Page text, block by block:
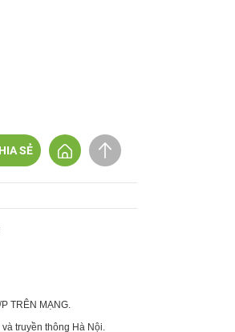
SẺ
TRÊN MẠNG.
truyền thông Hà Nội.